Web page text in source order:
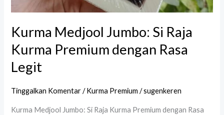
Kurma Medjool Jumbo: Si Raja
Kurma Premium dengan Rasa
Legit
Tinggalkan Komentar /Kurma Premium /sugenkeren
Kurma Medjool Jumbo: Si Raja Kurma Premium dengan Rasa